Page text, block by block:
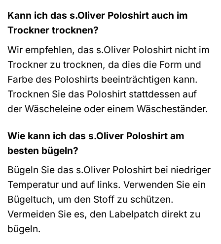
Kann ich das s.Oliver Poloshirt auch im
Trockner trocknen?
Wir empfehlen, das s.Oliver Poloshirt nicht im
Trockner zu trocknen, da dies die Form und
Farbe des Poloshirts beeinträchtigen kann.
Trocknen Sie das Poloshirt stattdessen auf
der Wäscheleine oder einem Wäscheständer.
Wie kann ich das s.Oliver Poloshirt am
besten bügeln?
Bügeln Sie das s.Oliver Poloshirt bei niedriger
Temperatur und auf links. Verwenden Sie ein
Bügeltuch, um den Stoff zu schützen.
Vermeiden Sie es, den Labelpatch direkt zu
bügeln.